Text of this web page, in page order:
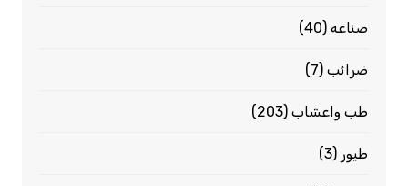
صناعه(40)
ضرائب(7)
طب واعشاب(203)
طيور (3)